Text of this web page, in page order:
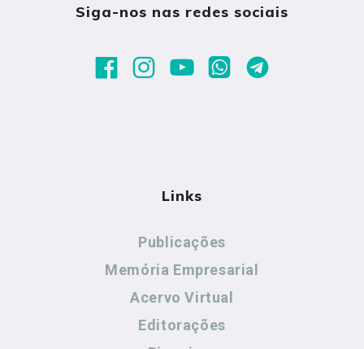
Siga-nos nas redes sociais
Links
Publicações
Memória Empresarial
Acervo Virtual
Editorações